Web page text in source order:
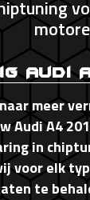
Audi
meer
Audi A4
in
voor elk
te